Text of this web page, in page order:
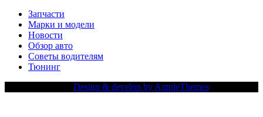
Запчасти
Марки и модели
Новости
Обзор авто
Советы водителям
Тюнинг
Design & develop by AmpleThemes